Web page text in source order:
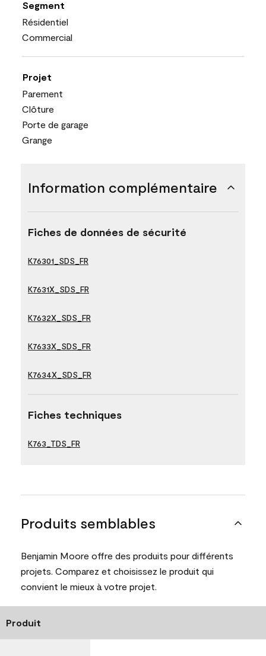
Segment
Résidentiel
Commercial
Projet
Parement
Clôture
Porte de garage
Grange
Information complémentaire
Fiches de données de sécurité
K76301_SDS_FR
K7631X_SDS_FR
K7632X_SDS_FR
K7633X_SDS_FR
K7634X_SDS_FR
Fiches techniques
K763_TDS_FR
Produits semblables
Benjamin Moore offre des produits pour différents
projets. Comparez et choisissez le produit qui
convient le mieux à votre projet.
Produit